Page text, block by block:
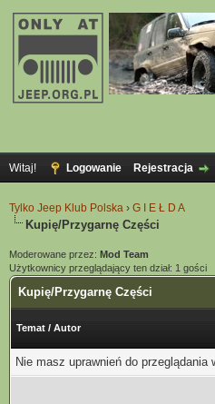
Witaj! Logowanie Rejestracja
Tylko Jeep Klub Polska › G I E Ł D A
Kupię/Przygarnę Części
Moderowane przez: Mod Team
Użytkownicy przeglądający ten dział: 1 gości
Kupię/Przygarnę Części
Temat / Autor
Nie masz uprawnień do przeglądania